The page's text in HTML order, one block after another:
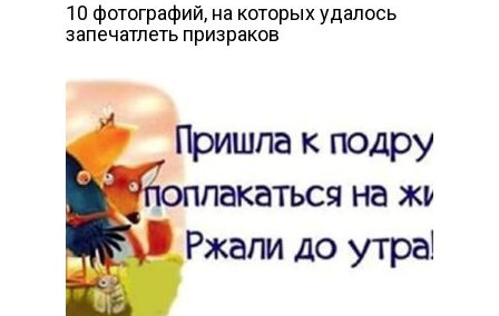
10 фотографий, на которых удалось
запечатлеть призраков